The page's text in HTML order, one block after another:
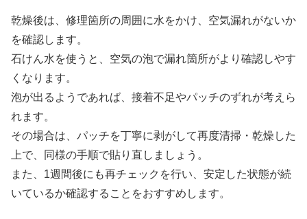
乾燥後は、修理箇所の周囲に水をかけ、空気漏れがないか
を確認します。
石けん水を使うと、空気の泡で漏れ箇所がより確認しやす
くなります。
泡が出るようであれば、接着不足やパッチのずれが考えら
れます。
その場合は、パッチを丁寧に剥がして再度清掃・乾燥した
上で、同様の手順で貼り直しましょう。
また、1週間後にも再チェックを行い、安定した状態が続
いているか確認することをおすすめします。